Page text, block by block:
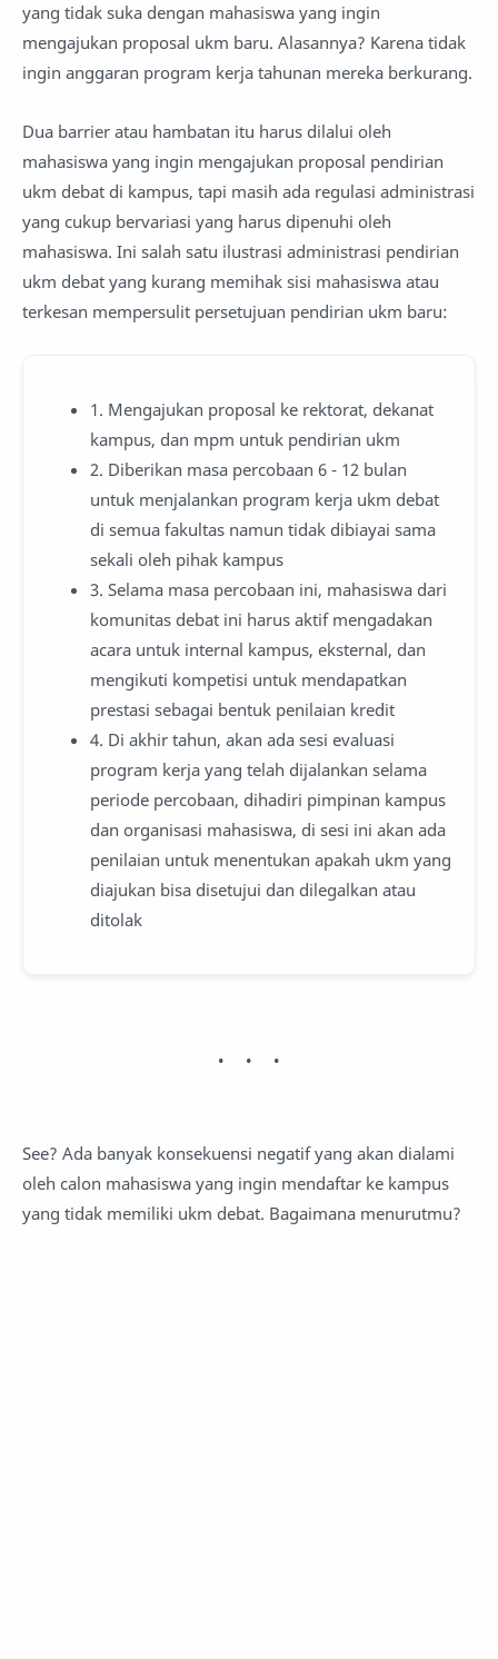
yang tidak suka dengan mahasiswa yang ingin
mengajukan proposal ukm baru. Alasannya? Karena tidak
ingin anggaran program kerja tahunan mereka berkurang.
Dua barrier atau hambatan itu harus dilalui oleh
mahasiswa yang ingin mengajukan proposal pendirian
ukm debat di kampus, tapi masih ada regulasi administrasi
yang cukup bervariasi yang harus dipenuhi oleh
mahasiswa. Ini salah satu ilustrasi administrasi pendirian
ukm debat yang kurang memihak sisi mahasiswa atau
terkesan mempersulit persetujuan pendirian ukm baru:
1. Mengajukan proposal ke rektorat, dekanat
kampus, dan mpm untuk pendirian ukm
2. Diberikan masa percobaan 6 - 12 bulan
untuk menjalankan program kerja ukm debat
di semua fakultas namun tidak dibiayai sama
sekali oleh pihak kampus
3. Selama masa percobaan ini, mahasiswa dari
komunitas debat ini harus aktif mengadakan
acara untuk internal kampus, eksternal, dan
mengikuti kompetisi untuk mendapatkan
prestasi sebagai bentuk penilaian kredit
4. Di akhir tahun, akan ada sesi evaluasi
program kerja yang telah dijalankan selama
periode percobaan, dihadiri pimpinan kampus
dan organisasi mahasiswa, di sesi ini akan ada
penilaian untuk menentukan apakah ukm yang
diajukan bisa disetujui dan dilegalkan atau
ditolak
See? Ada banyak konsekuensi negatif yang akan dialami
oleh calon mahasiswa yang ingin mendaftar ke kampus
yang tidak memiliki ukm debat. Bagaimana menurutmu?